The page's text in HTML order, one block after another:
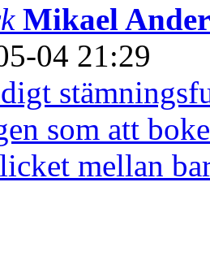
Mikael
04 21:29
som att
mellan